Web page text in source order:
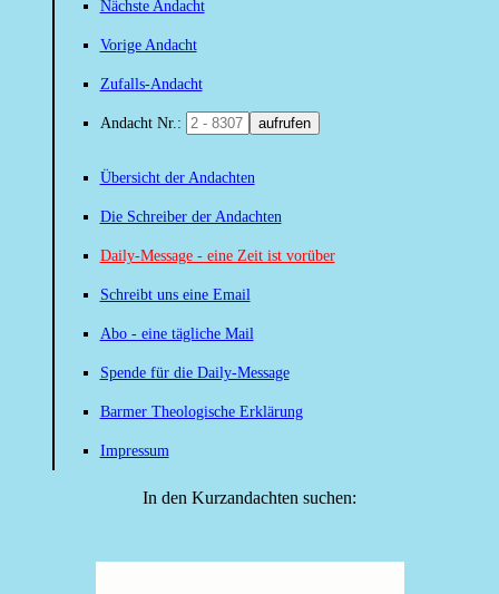
Nächste Andacht
Vorige Andacht
Zufalls-Andacht
Andacht Nr.: aufrufen
Übersicht der Andachten
Die Schreiber der Andachten
Daily-Message - eine Zeit ist vorüber
Schreibt uns eine Email
Abo - eine tägliche Mail
Spende für die Daily-Message
Barmer Theologische Erklärung
Impressum
In den Kurzandachten suchen: